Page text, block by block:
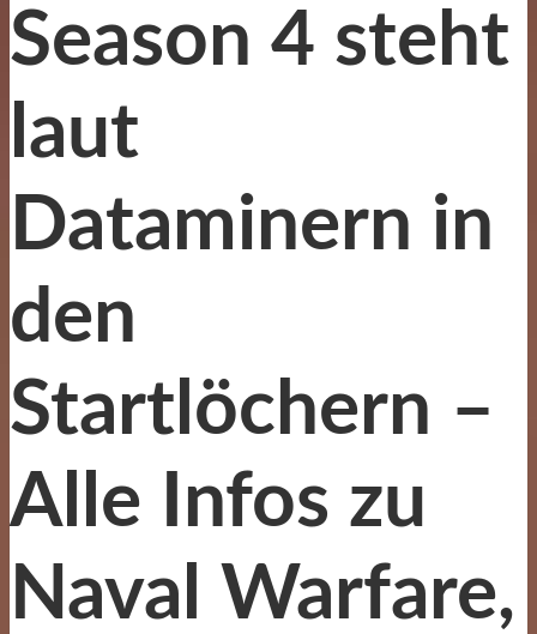
Season 4 steht
laut
Dataminern in
den
Startlöchern –
Alle Infos zu
Naval Warfare,